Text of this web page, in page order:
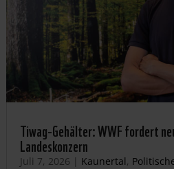
Tiwag-Gehälter: WWF fordert
Landeskonzern
Juli 7, 2026 | Kaunertal,